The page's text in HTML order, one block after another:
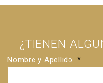
¿TIENEN
Nombre y Apellido *